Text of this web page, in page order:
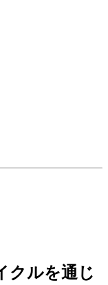
クルを通じ